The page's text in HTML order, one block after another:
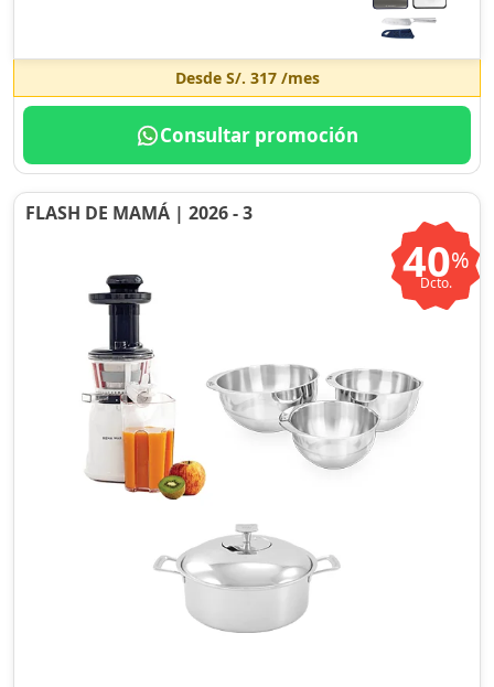
Desde S/. 317/mes
Consultar promoción
FLASH DE MAMÁ | 2026 - 3
40%
Dcto.